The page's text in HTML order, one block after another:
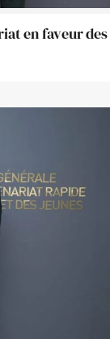
en faveur des